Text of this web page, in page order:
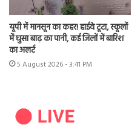
यूपी में मानसून का कहर! हाईवे टूटा, स्कूलों
में घुसा बाढ़ का पानी, कई जिलों में बारिश
का अलर्ट
5 August 2026 - 3:41 PM